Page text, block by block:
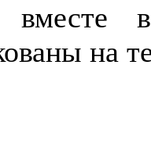
вместе
на